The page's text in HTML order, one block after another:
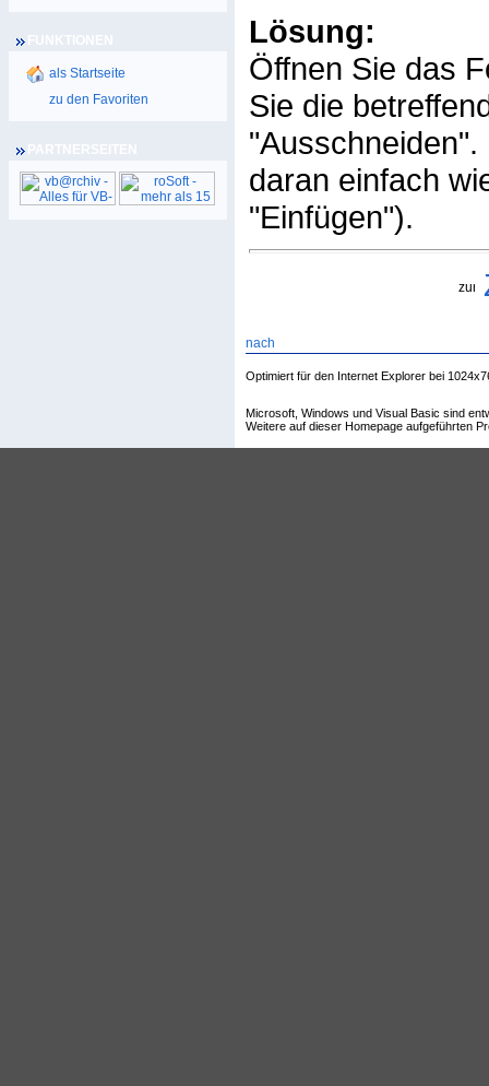
als Startseite
zu den Favoriten
Lösung:
Öffnen Sie das
Sie die
daran einfach
"Einfügen").
Optimiert für den Internet Explorer bei
Microsoft, Windows und Visual Basic sind
Weitere auf dieser Homepage aufgeführten